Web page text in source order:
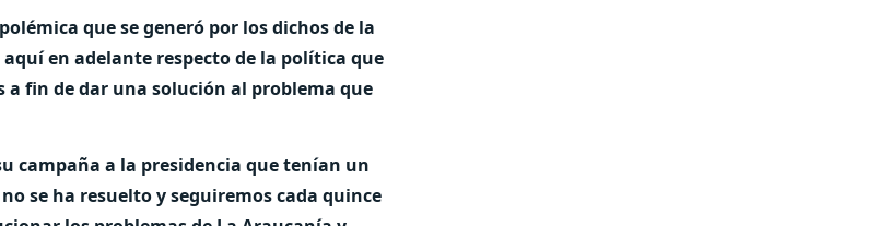
que se generó por los dichos de la
en adelante respecto de la política que
a fin de dar una solución al problema que
campaña a la presidencia que tenían un
se ha resuelto y seguiremos cada quince